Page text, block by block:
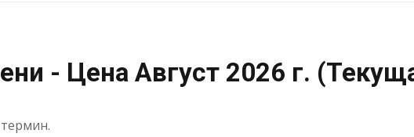
- Цена Август 2026 г.